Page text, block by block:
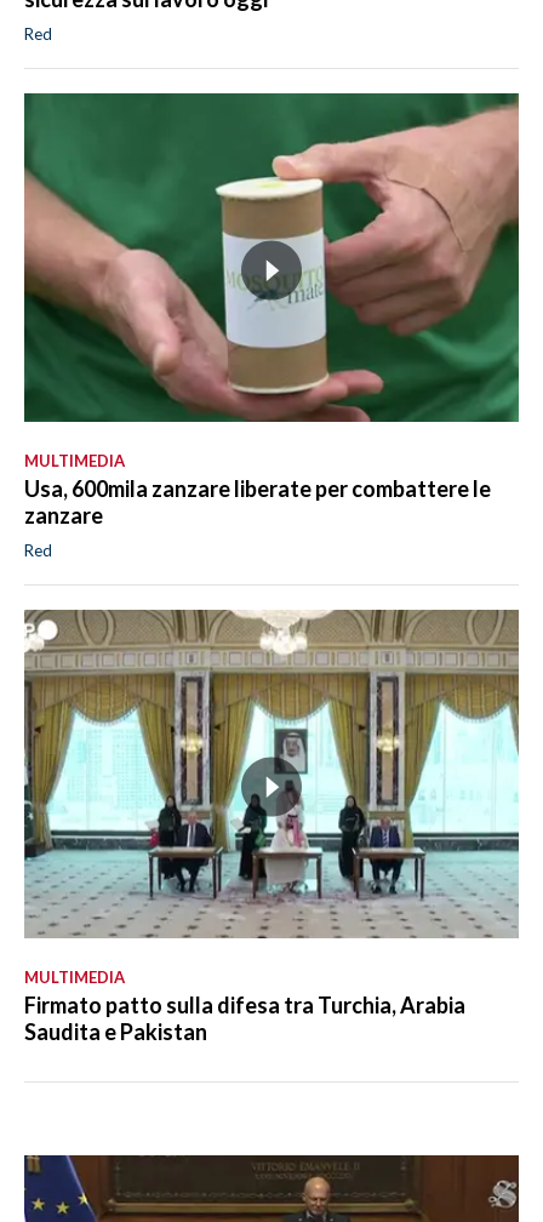
Red
MULTIMEDIA
Usa, 600mila zanzare liberate per combattere le
zanzare
Red
MULTIMEDIA
Firmato patto sulla difesa tra Turchia, Arabia
Saudita e Pakistan